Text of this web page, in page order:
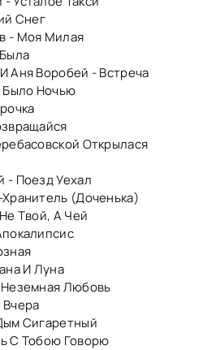
Снег
- Моя Милая
Аня Воробей - Встреча
Было Ночью
Открылася
- Поезд Уехал
(Доченька)
Твой, А Чей
И Луна
Любовь
Сигаретный
С Тобою Говорю